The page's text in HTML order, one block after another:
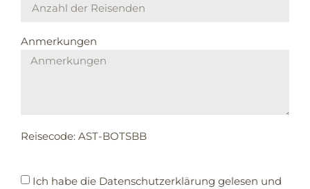
Anmerkungen
Reisecode: AST-BOTSBB
Ich habe die Datenschutzerklärung gelesen und